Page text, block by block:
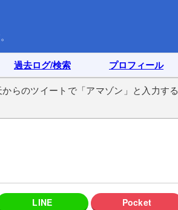
過去ログ/検索 プロフィール
らのツイートで「アマゾン」と入力す